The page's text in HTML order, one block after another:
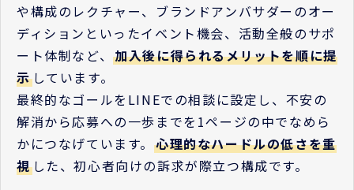
や構成のレクチャー、ブランドアンバサダーのオー
ディションといったイベント機会、活動全般のサポ
ート体制など、加入後に得られるメリットを順に提
示しています。
最終的なゴールをLINEでの相談に設定し、不安の
解消から応募への一歩までを1ページの中でなめら
かにつなげています。心理的なハードルの低さを重
視した、初心者向けの訴求が際立つ構成です。